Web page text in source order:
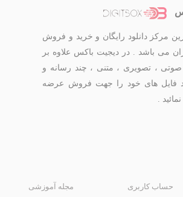
مرکز دانلود رایگان و خرید و فروش
می باشد . در دیجیت باکس علاوه بر
صوتی ، تصویری ، متنی ، چند رسانه و
فایل های خود را جهت فروش عرضه
.
حساب کاربری مجله آموزشی